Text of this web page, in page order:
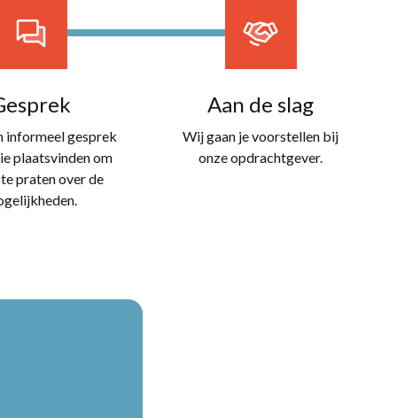
Over ons
Contact
informeel gesprek
plaatsvinden om
praten over de
Aan de slag
Wij gaan je voorstellen bij
onze opdrachtgever.